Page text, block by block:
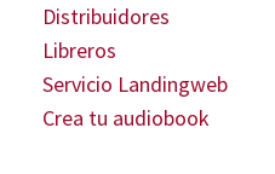
Distribuidores
Libreros
Servicio Landingweb
Crea tu audiobook